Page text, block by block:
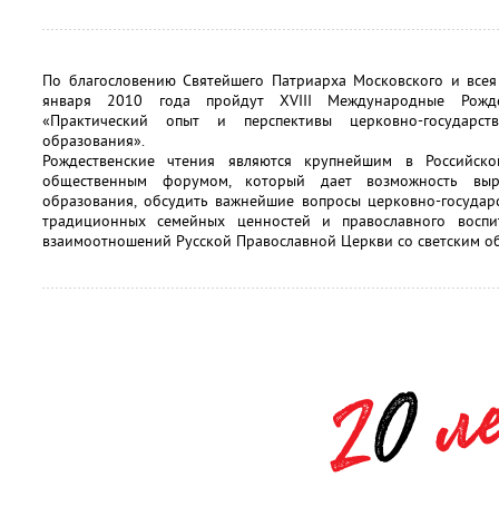
По благословению Святейшего Патриарха Московского и
января 2010 года пройдут XVIII Международные
«Практический опыт и перспективы церковно-
образования».
Рождественские чтения являются крупнейшим в
общественным форумом, который дает возможность
образования, обсудить важнейшие вопросы церковно-
традиционных семейных ценностей и православного
взаимоотношений Русской Православной Церкви со светским